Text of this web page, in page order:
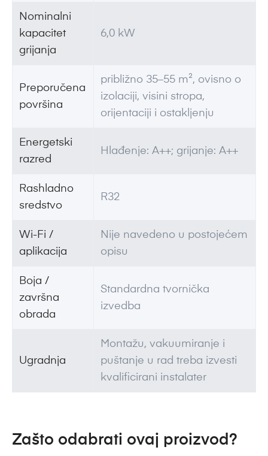
Nominalni
kapacitet
grijanja
6,0 kW
Preporučena
površina
približno 35–55 m², ovisno o
izolaciji, visini stropa,
orijentaciji i ostakljenju
Energetski
razred
Hlađenje: A++; grijanje: A++
Rashladno
sredstvo
R32
Wi-Fi /
aplikacija
Nije navedeno u postojećem
opisu
Boja /
završna
obrada
Standardna tvornička
izvedba
Ugradnja
Montažu, vakuumiranje i
puštanje u rad treba izvesti
kvalificirani instalater
Zašto odabrati ovaj proizvod?